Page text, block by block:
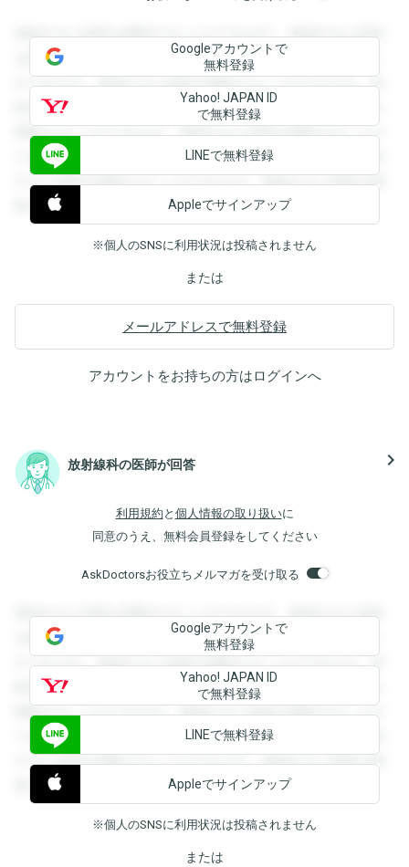
登録すると回答を閲覧することができます。登録すると回答
を閲覧することができます。登録すると回答を閲覧すること
ができます。登録すると回答を閲覧することができます。登
録すると回答を閲覧することができます。登録すると回答を
閲覧することができます。登録すると回答を閲覧することが
できます。登録すると回答を閲覧することができます。登録
すると回答を閲覧することができます。登録すると回答を閲
覧することができます。
Googleアカウントで
無料登録
Yahoo! JAPAN ID
で無料登録
LINEで無料登録
Appleでサインアップ
※個人のSNSに利用状況は投稿されません
または
メールアドレスで無料登録
アカウントをお持ちの方はログインへ
放射線科の医師が回答 navigate_next
利用規約 と 個人情報の取り扱いに
同意のうえ、無料会員登録をしてください
AskDoctorsお役立ちメルマガを受け取る
登録すると回答を閲覧することができます。登録すると回答
を閲覧することができます。登録すると回答を閲覧すること
ができます。登録すると回答を閲覧することができます。登
録すると回答を閲覧することができます。登録すると回答を
閲覧することができます。登録すると回答を閲覧することが
できます。登録すると回答を閲覧することができます。登録
すると回答を閲覧することができます。登録すると回答を閲
覧することができます。
Googleアカウントで
無料登録
Yahoo! JAPAN ID
で無料登録
LINEで無料登録
Appleでサインアップ
※個人のSNSに利用状況は投稿されません
または